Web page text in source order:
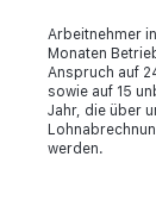
Arbeitnehmer
Monaten
Anspruch auf
sowie auf 15
Jahr, die über
werden.